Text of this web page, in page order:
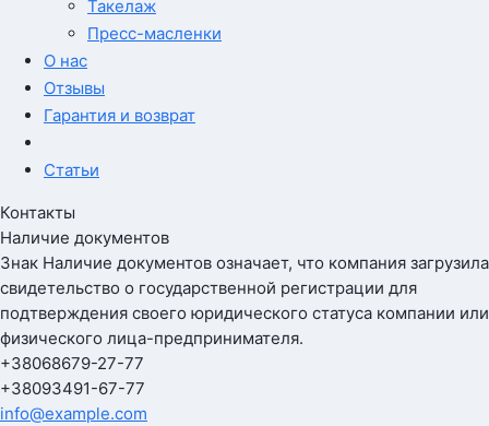
Такелаж
Пресс-масленки
О нас
Отзывы
Гарантия и возврат
Статьи
Контакты
Наличие документов
Знак Наличие документов означает, что компания загрузила
свидетельство о государственной регистрации для
подтверждения своего юридического статуса компании или
физического лица-предпринимателя.
+38068679-27-77
+38093491-67-77
info@example.com